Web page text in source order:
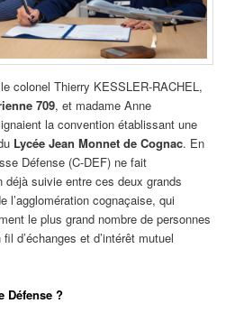
colonel Thierry KESSLER-RACHEL,
709, et madame Anne
la convention établissant une
Lycée Jean Monnet de Cognac. En
Défense (C-DEF) ne fait
déjà suivie entre ces deux grands
l’agglomération cognaçaise, qui
le plus grand nombre de personnes
d’échanges et d’intérêt mutuel
Défense ?